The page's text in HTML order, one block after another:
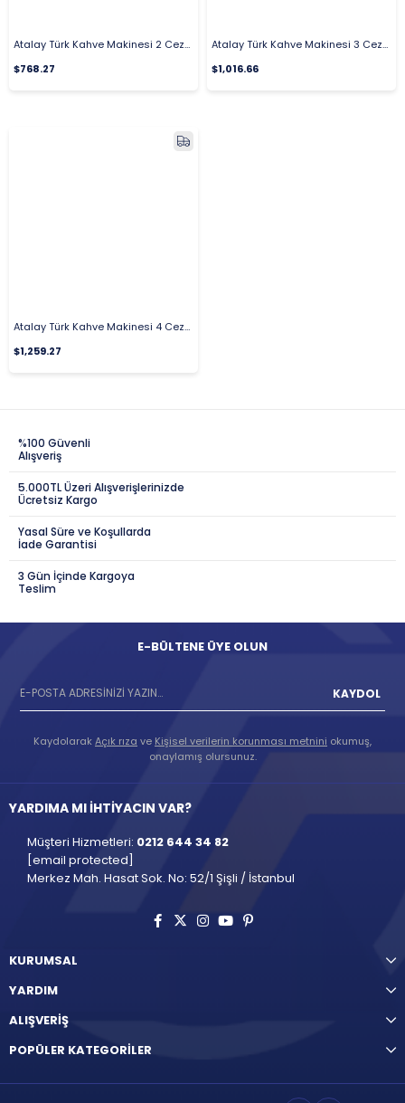
Atalay Türk Kahve Makinesi 2 Cezveli Manuel Elektrikli ATKM-2M
$768.27
Atalay Türk Kahve Makinesi 3 Cezveli Manuel Elektrikli ATKM-3M
$1,016.66
Atalay Türk Kahve Makinesi 4 Cezveli Manuel Elektrikli ATKM-4M
$1,259.27
%100 Güvenli
Alışveriş
5.000TL Üzeri Alışverişlerinizde
Ücretsiz Kargo
Yasal Süre ve Koşullarda
İade Garantisi
3 Gün İçinde Kargoya
Teslim
E-BÜLTENE ÜYE OLUN
KAYDOL
KaydolarakAçık rıza ve Kişisel verilerin korunması metnini okumuş,
onaylamış olursunuz.
YARDIMA MI İHTİYACIN VAR?
Müşteri Hizmetleri: 0212 644 34 82
[email protected]
Merkez Mah. Hasat Sok. No: 52/1 Şişli / İstanbul
KURUMSAL
YARDIM
ALIŞVERİŞ
POPÜLER KATEGORİLER